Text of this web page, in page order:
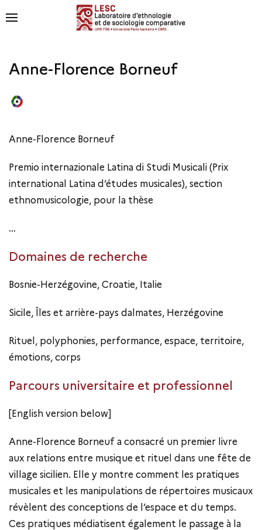
Anne-Florence Borneuf
Anne-Florence Borneuf
Premio internazionale Latina di Studi Musicali (Prix
international Latina d’études musicales), section
ethnomusicologie, pour la thèse
...
Domaines de recherche
Bosnie-Herzégovine, Croatie, Italie
Sicile, Îles et arrière-pays dalmates, Herzégovine
Rituel, polyphonies, performance, espace, territoire,
émotions, corps
Parcours universitaire et professionnel
[English version below]
Anne-Florence Borneuf a consacré un premier livre
aux relations entre musique et rituel dans une fête de
village sicilien. Elle y montre comment les pratiques
musicales et les manipulations de répertoires musicaux
révèlent des conceptions de l’espace et du temps.
Ces pratiques médiatisent également le passage à la